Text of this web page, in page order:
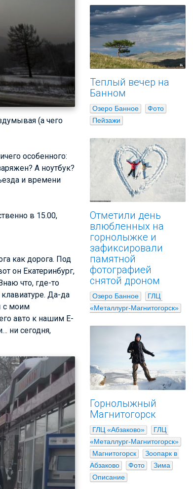
(а чего
особенного:
А ноутбук?
и времени
в 15.00,
как дорога. Под
он Екатеринбург,
что, где-то
Да-да
с моим
авто к нашим Е-
ни сегодня,
Теплый вечер на
Банном
Озеро Банное
Фото
Пейзажи
Отметили день
влюбленных на
горнолыжке и
зафиксировали
памятной
фотографией
снятой дроном
Озеро Банное
ГЛЦ
«Металлург-Магнитогорск»
Горнолыжный
Магнитогорск
ГЛЦ «Абзаково»
ГЛЦ
«Металлург-Магнитогорск»
Магнитогорск
Зоопарк в
Абзаково
Фото
Зима
Описание